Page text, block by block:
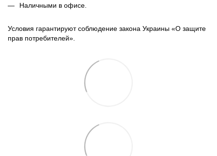
Наличными в офисе.
Условия гарантируют соблюдение закона Украины «О защите
прав потребителей».